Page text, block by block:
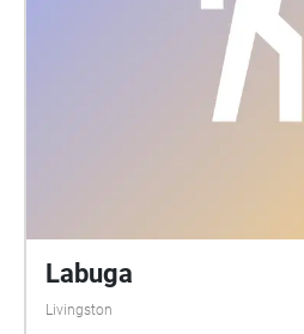
Labuga
Livingston